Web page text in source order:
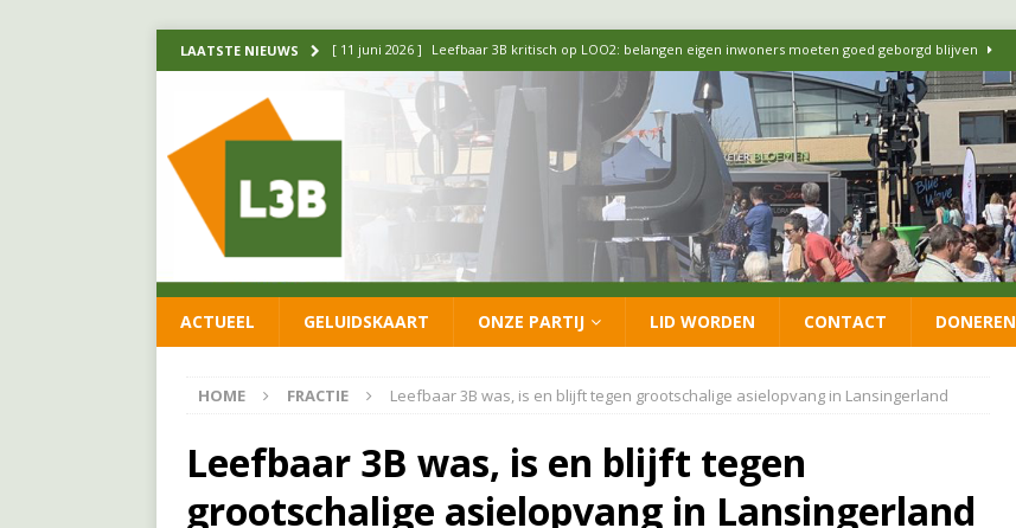
LAATSTE NIEUWS [ 11 juni 2026 ] Leefbaar 3B kritisch op LOO2: belangen eigen inwoners moeten goed geborgd blijven
[ 20 mei 2026 ] Leefbaar 3B ondersteunt oproep van lokale partijen uit heel Nederland: schaf het
luchtalarm niet af! FRACTIE
[ 14 mei 2026 ] Update over de formatie: vacature voor onafhankelijke wethouder Sociaal Domein
[ 26 juni 2026 ] Leefbaar 3B en CDA presenteren coalitieakkoord: ‘Groeien met behoud van karakter’
ACTUEEL GELUIDSKAART ONZE PARTIJ LID WORDEN CONTACT DONEREN
HOME FRACTIE Leefbaar 3B was, is en blijft tegen grootschalige asielopvang in Lansingerland
Leefbaar 3B was, is en blijft tegen
grootschalige asielopvang in Lansingerland